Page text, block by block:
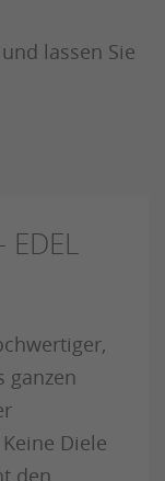
lassen Sie
EDEL
ganzen
Diele
den